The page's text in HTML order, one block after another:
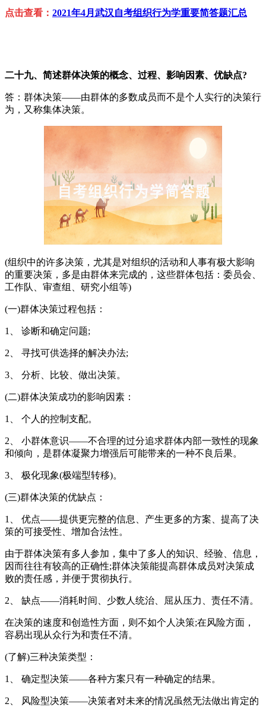
点击查看： 2021年4月武汉自考组织行为学重要简答题汇总
二十九、简述群体决策的概念、过程、影响因素、优缺点?
答：群体决策——由群体的多数成员而不是个人实行的决策行
为，又称集体决策。
(组织中的许多决策，尤其是对组织的活动和人事有极大影响
的重要决策，多是由群体来完成的，这些群体包括：委员会、
工作队、审查组、研究小组等)
(一)群体决策过程包括：
1、 诊断和确定问题;
2、 寻找可供选择的解决办法;
3、 分析、比较、做出决策。
(二)群体决策成功的影响因素：
1、 个人的控制支配。
2、 小群体意识——不合理的过分追求群体内部一致性的现象
和倾向，是群体凝聚力增强后可能带来的一种不良后果。
3、 极化现象(极端型转移)。
(三)群体决策的优缺点：
1、 优点——提供更完整的信息、产生更多的方案、提高了决
策的可接受性、增加合法性。
由于群体决策有多人参加，集中了多人的知识、经验、信息，
因而往往有较高的正确性;群体决策能提高群体成员对决策成
败的责任感，并便于贯彻执行。
2、 缺点——消耗时间、少数人统治、屈从压力、责任不清。
在决策的速度和创造性方面，则不如个人决策;在风险方面，
容易出现从众行为和责任不清。
(了解)三种决策类型：
1、 确定型决策——各种方案只有一种确定的结果。
2、 风险型决策——决策者对未来的情况虽然无法做出肯定的